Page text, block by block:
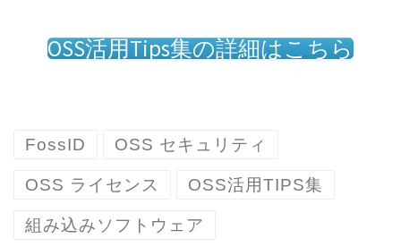
OSS活用Tips集の詳細はこちら
FossID OSS セキュリティ
OSS ライセンス OSS活用TIPS集
組み込みソフトウェア